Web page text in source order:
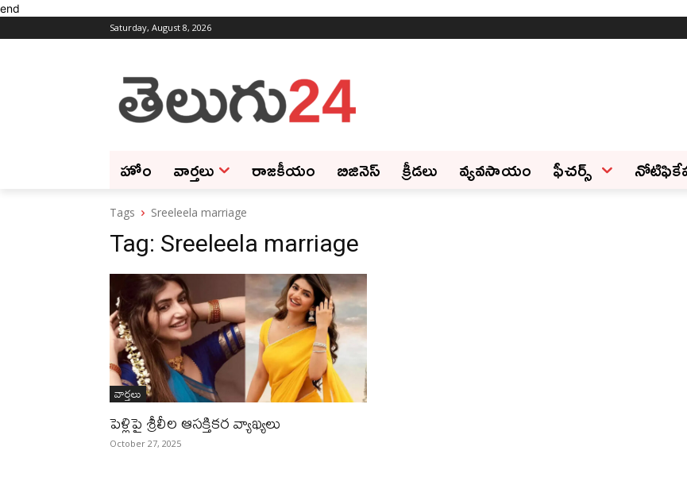
end
Saturday, August 8, 2026
హోం వార్తలు రాజకీయం బిజినెస్‌ క్రీడలు వ్యవసాయం ఫీచ‌ర్స్ ‌
Tags Sreeleela marriage
Tag: Sreeleela marriage
వార్తలు
పెళ్లిపై శ్రీలీల ఆసక్తికర వ్యాఖ్యలు
October 27, 2025